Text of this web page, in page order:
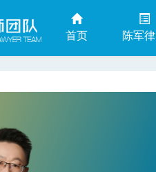
首页 陈军